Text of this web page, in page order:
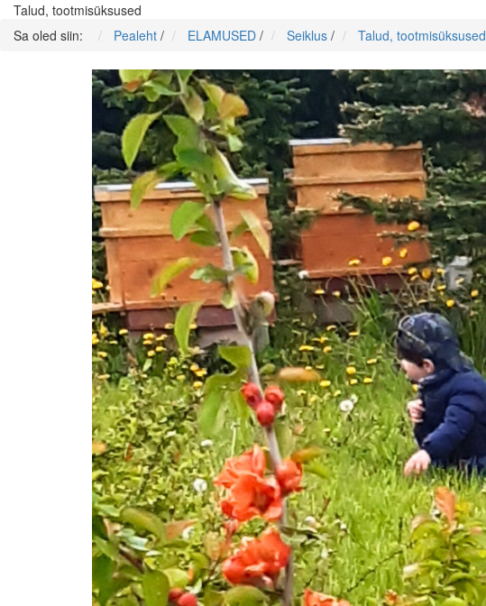
Talud, tootmisüksused
Sa oled siin:
Pealeht / ELAMUSED / Seiklus / Talud, tootmisüksused